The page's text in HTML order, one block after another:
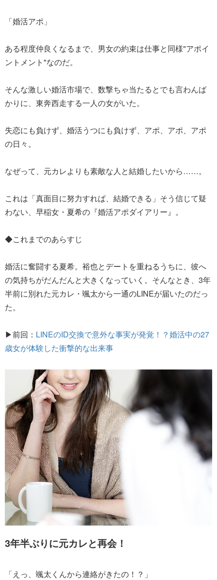
「婚活アポ」
ある程度仲良くなるまで、男女の約束は仕事と同様"アポイ
ントメント"なのだ。
そんな激しい婚活市場で、数撃ちゃ当たるとでも言わんば
かりに、東奔西走する一人の女がいた。
失恋にも負けず、婚活うつにも負けず、アポ、アポ、アポ
の日々。
なぜって、元カレよりも素敵な人と結婚したいから……。
これは「真面目に努力すれば、結婚できる」そう信じて疑
わない、早稲女・夏希の『婚活アポダイアリー』。
◆これまでのあらすじ
婚活に奮闘する夏希。裕也とデートを重ねるうちに、彼へ
の気持ちがだんだんと大きくなっていく。そんなとき、3年
半前に別れた元カレ・颯太から一通のLINEが届いたのだっ
た。
▶前回： LINEのID交換で意外な事実が発覚！？婚活中の27
歳女が体験した衝撃的な出来事
3年半ぶりに元カレと再会！
「えっ、颯太くんから連絡がきたの！？」